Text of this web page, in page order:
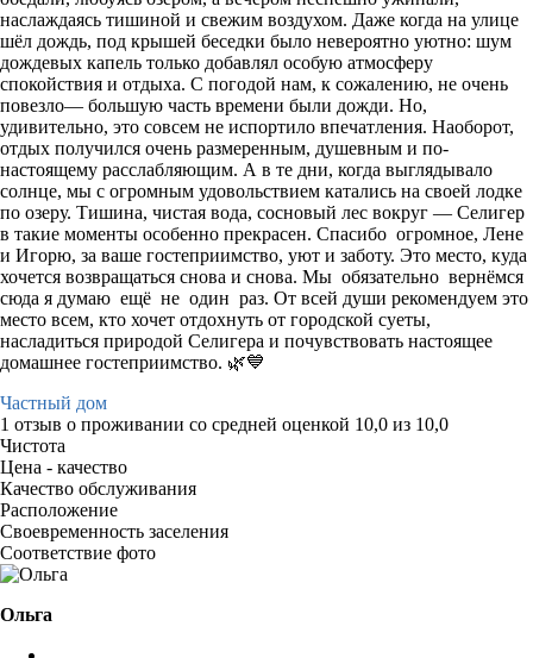
наслаждаясь тишиной и свежим воздухом. Даже когда на улице
шёл дождь, под крышей беседки было невероятно уютно: шум
дождевых капель только добавлял особую атмосферу
спокойствия и отдыха. С погодой нам, к сожалению, не очень
повезло— большую часть времени были дожди. Но,
удивительно, это совсем не испортило впечатления. Наоборот,
отдых получился очень размеренным, душевным и по-
настоящему расслабляющим. А в те дни, когда выглядывало
солнце, мы с огромным удовольствием катались на своей лодке
по озеру. Тишина, чистая вода, сосновый лес вокруг — Селигер
в такие моменты особенно прекрасен. Спасибо огромное, Лене
и Игорю, за ваше гостеприимство, уют и заботу. Это место, куда
хочется возвращаться снова и снова. Мы обязательно вернёмся
сюда я думаю ещё не один раз. От всей души рекомендуем это
место всем, кто хочет отдохнуть от городской суеты,
насладиться природой Селигера и почувствовать настоящее
домашнее гостеприимство. 🌿💙
Частный дом
1 отзыв о проживании со средней оценкой 10,0 из 10,0
Чистота
Цена - качество
Качество обслуживания
Расположение
Своевременность заселения
Соответствие фото
Ольга